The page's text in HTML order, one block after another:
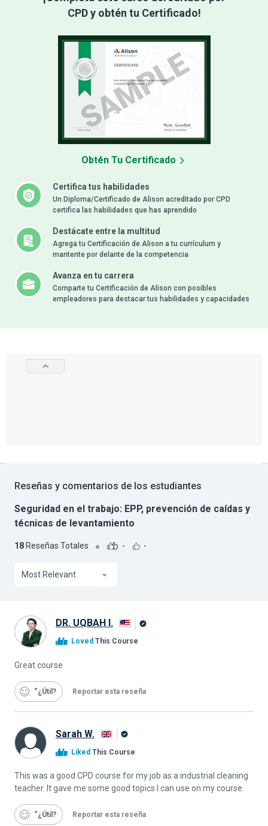
CPD y obtén tu Certificado!
Certifica tus habilidades
Un Diploma/Certificado de Alison acreditado por CPD
certifica las habilidades que has aprendido
Destácate entre la multitud
Agrega tu Certificación de Alison a tu currículum y
mantente por delante de la competencia
Avanza en tu carrera
Comparte tu Certificación de Alison con posibles
empleadores para destacar tus habilidades y capacidades
Obtén Tu Certificado
Reseñas y comentarios de los estudiantes
Seguridad en el trabajo: EPP, prevención de caídas y
técnicas de levantamiento
18 Reseñas Totales - -
Most Relevant
DR. UQBAH I.
Loved This Course
Great course
“¿Útil Reportar esta reseña
Sarah W.
Alison
Liked This Course
This was a good CPD course for my job as a industrial cleaning
teacher. It gave me some good topics I can use on my course.
“¿Útil Reportar esta reseña